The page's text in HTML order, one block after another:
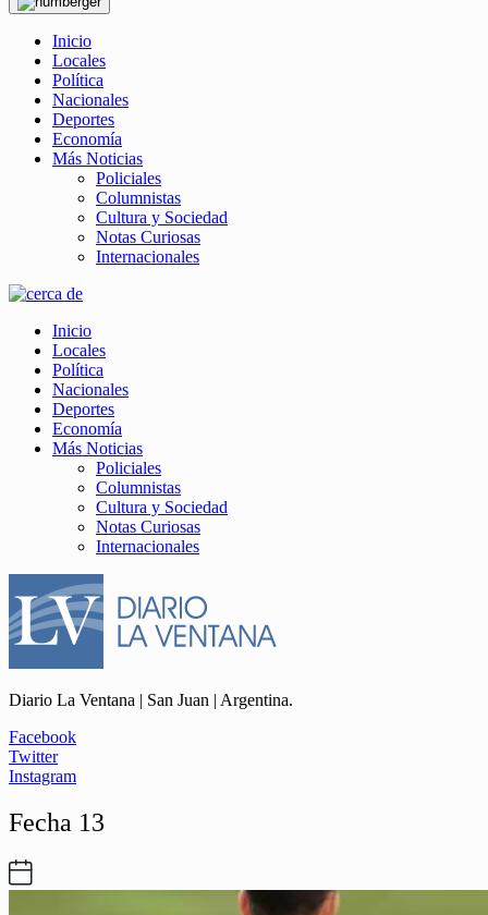
Inicio
Locales
Política
Nacionales
Deportes
Economía
Más Noticias
Policiales
Columnistas
Cultura y Sociedad
Notas Curiosas
Internacionales
Inicio
Locales
Política
Nacionales
Deportes
Economía
Más Noticias
Policiales
Columnistas
Cultura y Sociedad
Notas Curiosas
Internacionales
Diario La Ventana | San Juan | Argentina.
Facebook
Twitter
Instagram
Fecha 13